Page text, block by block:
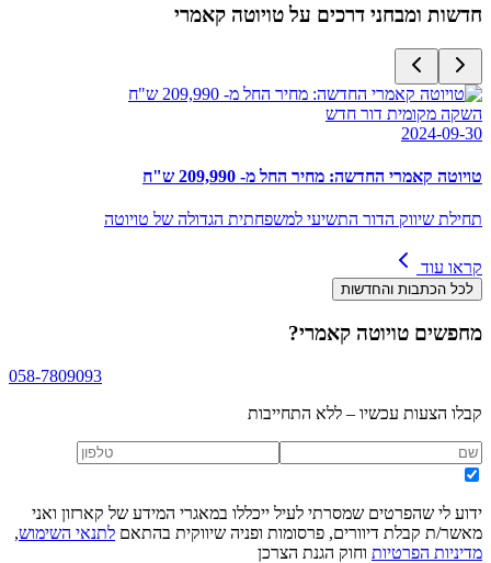
חדשות ומבחני דרכים על טויוטה קאמרי
השקה מקומית דור חדש
2024-09-30
טויוטה קאמרי החדשה: מחיר החל מ- 209,990 ש"ח
תחילת שיווק הדור התשיעי למשפחתית הגדולה של טויוטה
קראו עוד
לכל הכתבות והחדשות
מחפשים טויוטה קאמרי?
058-7809093
קבלו הצעות עכשיו – ללא התחייבות
ידוע לי שהפרטים שמסרתי לעיל ייכללו במאגרי המידע של קארזון ואני
מאשר/ת קבלת דיוורים, פרסומות ופניה שיווקית בהתאם לתנאי השימוש,
מדיניות הפרטיות וחוק הגנת הצרכן